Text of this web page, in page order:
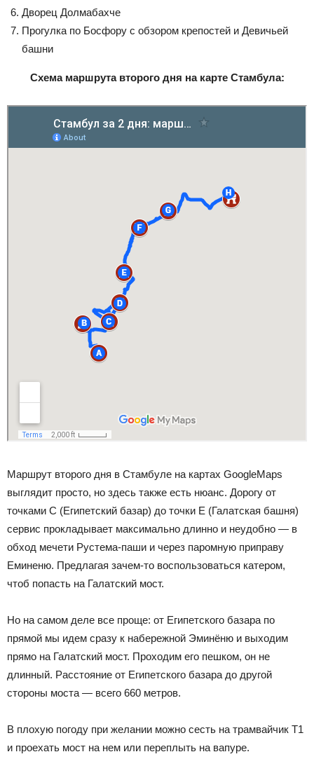
Дворец Долмабахче
Прогулка по Босфору с обзором крепостей и Девичьей
башни
Схема маршрута второго дня на карте Стамбула:
Маршрут второго дня в Стамбуле на картах GoogleMaps
выглядит просто, но здесь также есть нюанс. Дорогу от
точками С (Египетский базар) до точки Е (Галатская башня)
сервис прокладывает максимально длинно и неудобно — в
обход мечети Рустема-паши и через паромную приправу
Еминеню. Предлагая зачем-то воспользоваться катером,
чтоб попасть на Галатский мост.
Но на самом деле все проще: от Египетского базара по
прямой мы идем сразу к набережной Эминёню и выходим
прямо на Галатский мост. Проходим его пешком, он не
длинный. Расстояние от Египетского базара до другой
стороны моста — всего 660 метров.
В плохую погоду при желании можно сесть на трамвайчик Т1
и проехать мост на нем или переплыть на вапуре.